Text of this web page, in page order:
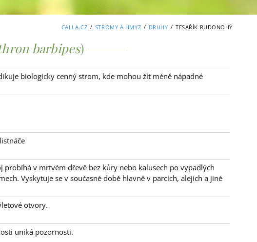
CALLA.CZ / STROMY A HMYZ / DRUHY / TESAŘÍK RUDONOHÝ
barbipes)
biologicky cenný strom, kde mohou žít méně nápadné
probíhá v mrtvém dřevě bez kůry nebo kalusech po vypadlých
Vyskytuje se v současné době hlavně v parcích, alejích a jiné
otvory.
uniká pozornosti.